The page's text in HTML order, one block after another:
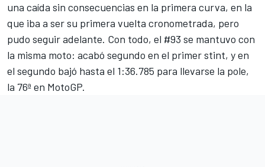
una caída sin consecuencias en la primera curva, en la
que iba a ser su primera vuelta cronometrada, pero
pudo seguir adelante. Con todo, el #93 se mantuvo con
la misma moto: acabó segundo en el primer stint, y en
el segundo bajó hasta el 1:36.785 para llevarse la pole,
la 76ª en MotoGP.